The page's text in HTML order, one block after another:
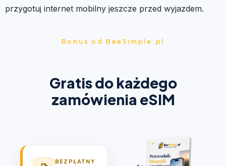
przygotuj internet mobilny jeszcze przed wyjazdem.
Bonus od BeeSimple.pl
Gratis do każdego
zamówienia eSIM
BEZPŁATNY